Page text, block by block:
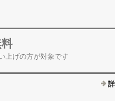
上げの方が対象です